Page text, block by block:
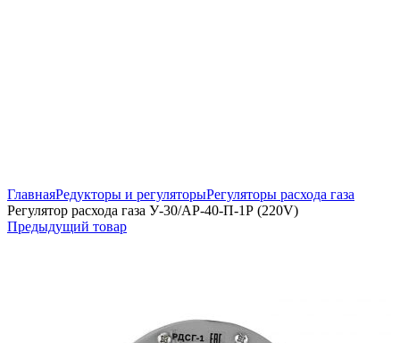
ГлавнаяРедукторы и регуляторыРегуляторы расхода газа
Регулятор расхода газа У-30/АР-40-П-1Р (220V)
Предыдущий товар